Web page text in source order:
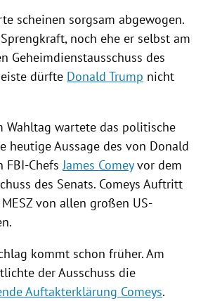
scheinen sorgsam abgewogen.
noch ehe er selbst am
Geheimdienstausschuss des
dürfte Donald Trump nicht
Wahltag wartete das politische
heutige Aussage des von Donald
FBI-ChefsJames Comeyvor dem
des Senats. Comeys Auftritt
von allen großen US-
kommt schon früher. Am
der Ausschuss die
Auftakterklärung Comeys.